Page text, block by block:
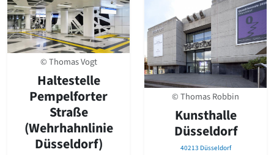
© Thomas Vogt
Haltestelle
Pempelforter
Straße
(Wehrhahnlinie
Düsseldorf)
© Thomas Robbin
Kunsthalle
Düsseldorf
40213 Düsseldorf